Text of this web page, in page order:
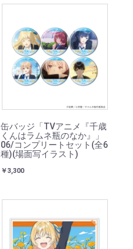
缶バッジ「TVアニメ『千歳
くんはラムネ瓶のなか』」
06/コンプリートセット(全6
種)(場面写イラスト)
￥3,300